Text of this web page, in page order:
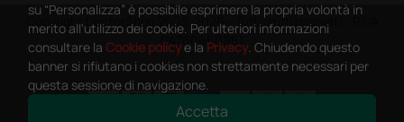
Copyright DoctorShop 2005-2026 - Tutti diritti riservati - P.IVA
04760660961
su “Personalizza” è possibile esprimere la propria volontà in
merito all'utilizzo dei cookie. Per ulteriori informazioni
consultare la Cookie policye la Privacy. Chiudendo questo
banner si rifiutano i cookies non strettamente necessari per
questa sessione di navigazione.
Accetta